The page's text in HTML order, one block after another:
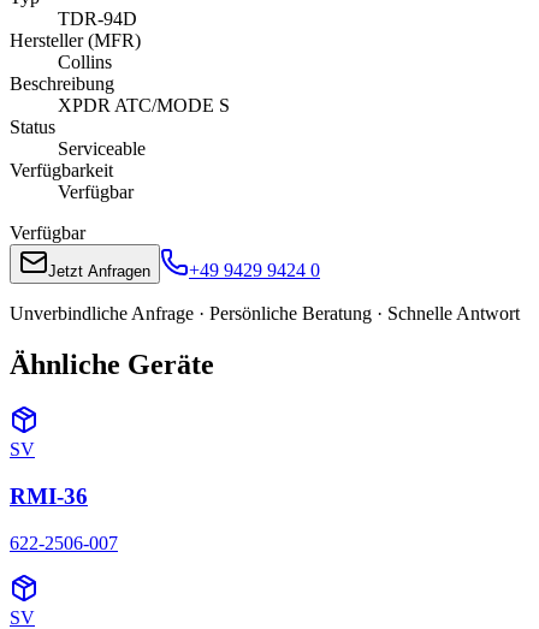
TDR-94D
Hersteller (MFR)
Collins
Beschreibung
XPDR ATC/MODE S
Status
Serviceable
Verfügbarkeit
Verfügbar
Verfügbar
Jetzt Anfragen +49 9429 9424 0
Unverbindliche Anfrage · Persönliche Beratung · Schnelle Antwort
Ähnliche Geräte
SV
RMI-36
622-2506-007
SV